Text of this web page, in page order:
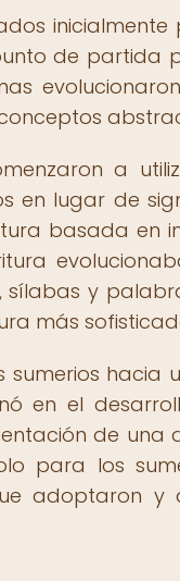
de partida
a
en lugar de
basada en
sílabas y
más
sumerios
en el
de una
para los
adoptaron